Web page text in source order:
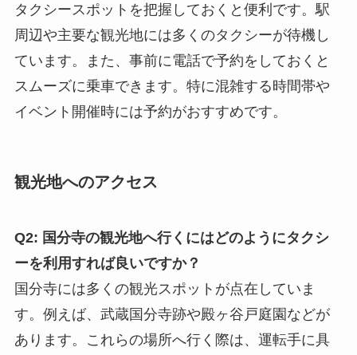
タクシースポットを把握しておくと便利です。駅
周辺や主要な観光地には多くのタクシーが待機し
ています。また、事前に電話で予約をしておくと
スムーズに乗車できます。特に混雑する時間帯や
イベント開催時には予約がおすすめです。
観光地へのアクセス
Q2: 国分寺の観光地へ行くにはどのようにタクシ
ーを利用すれば良いですか？
国分寺には多くの観光スポットが点在していま
す。例えば、武蔵国分寺跡や殿ヶ谷戸庭園などが
あります。これらの場所へ行く際は、運転手に具